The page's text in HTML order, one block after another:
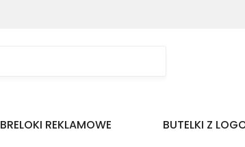
BRELOKI REKLAMOWE BUTELKI Z